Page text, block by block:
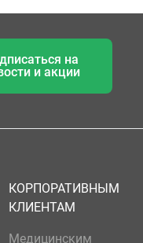
на
и акции
КОРПОРАТИВНЫМ
КЛИЕНТАМ
Медицинским